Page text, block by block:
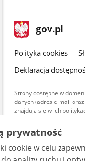
stopka
gov.pl Strona
gov.pl
gov.pl
Polityka cookies
Deklaracja
Strony dostępne w
danych (adres e-mail
znajdują się w ich
Treści
są
bez
prywatność
cookie w celu